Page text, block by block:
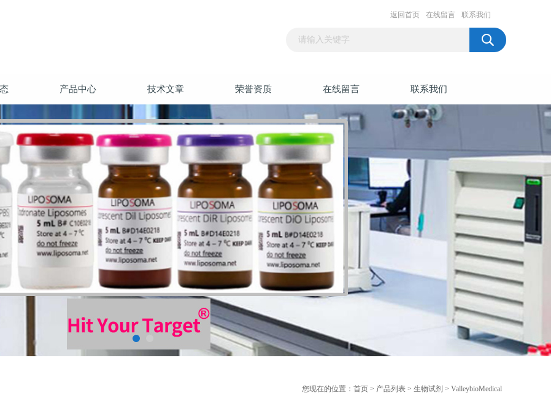
返回首页 在线留言 联系我们
产品中心 技术文章 荣誉资质 在线留言 联系我们
您现在的位置： 首页 > 产品列表 > 生物试剂 > ValleybioMedical